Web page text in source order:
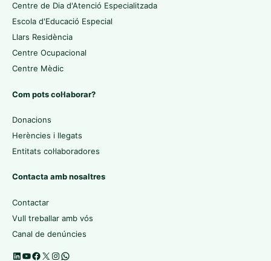
Centre de Dia d'Atenció Especialitzada
Escola d'Educació Especial
Llars Residència
Centre Ocupacional
Centre Mèdic
Com pots col·laborar?
Donacions
Herències i llegats
Entitats col·laboradores
Contacta amb nosaltres
Contactar
Vull treballar amb vós
Canal de denúncies